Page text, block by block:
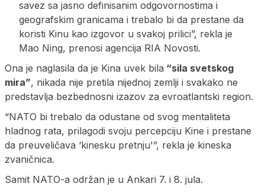
savez sa jasno definisanim odgovornostima i
geografskim granicama i trebalo bi da prestane da
koristi Kinu kao izgovor u svakoj prilici”, rekla je
Mao Ning, prenosi agencija RIA Novosti.
Ona je naglasila da je Kina uvek bila “sila svetskog
mira”, nikada nije pretila nijednoj zemlji i svakako ne
predstavlja bezbednosni izazov za evroatlantski region.
“NATO bi trebalo da odustane od svog mentaliteta
hladnog rata, prilagodi svoju percepciju Kine i prestane
da preuveličava ‘kinesku pretnju'”, rekla je kineska
zvaničnica.
Samit NATO-a održan je u Ankari 7. i 8. jula.